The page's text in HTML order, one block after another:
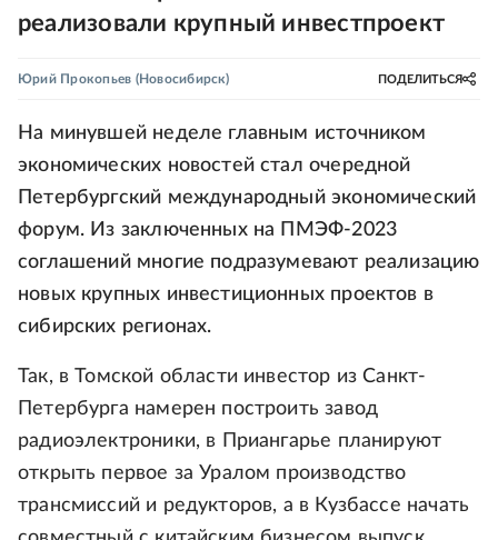
реализовали крупный инвестпроект
Юрий Прокопьев (Новосибирск) ПОДЕЛИТЬСЯ
На минувшей неделе главным источником
экономических новостей стал очередной
Петербургский международный экономический
форум. Из заключенных на ПМЭФ-2023
соглашений многие подразумевают реализацию
новых крупных инвестиционных проектов в
сибирских регионах.
Так, в Томской области инвестор из Санкт-
Петербурга намерен построить завод
радиоэлектроники, в Приангарье планируют
открыть первое за Уралом производство
трансмиссий и редукторов, а в Кузбассе начать